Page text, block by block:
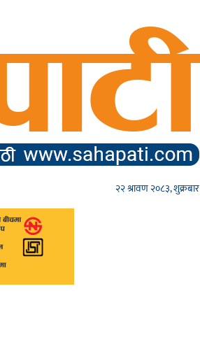
२२ श्रावण २०८३, शुक्रबार